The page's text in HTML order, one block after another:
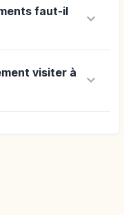
faut-il
keyboard_arrow_down
visiter à
keyboard_arrow_down